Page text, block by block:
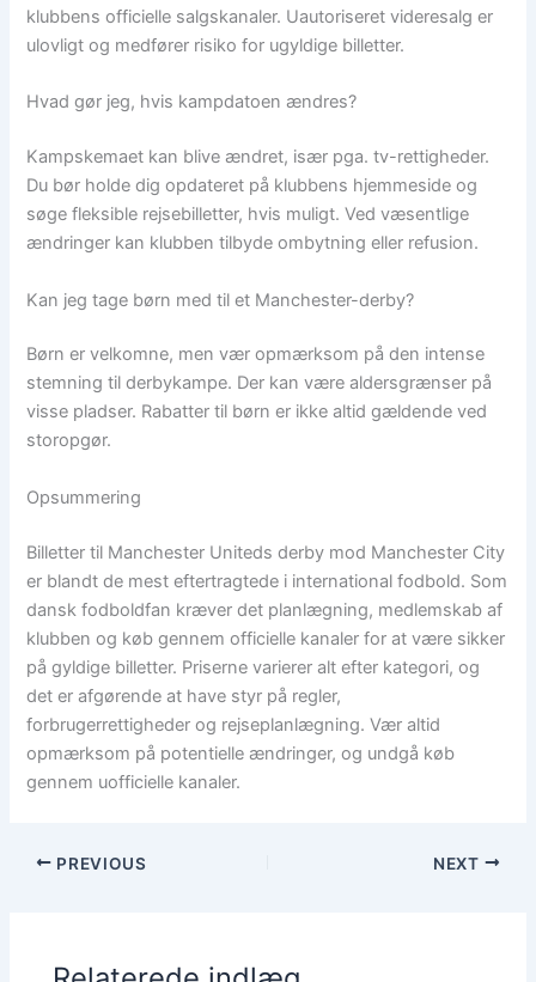
klubbens officielle salgskanaler. Uautoriseret videresalg er
ulovligt og medfører risiko for ugyldige billetter.
Hvad gør jeg, hvis kampdatoen ændres?
Kampskemaet kan blive ændret, især pga. tv-rettigheder.
Du bør holde dig opdateret på klubbens hjemmeside og
søge fleksible rejsebilletter, hvis muligt. Ved væsentlige
ændringer kan klubben tilbyde ombytning eller refusion.
Kan jeg tage børn med til et Manchester-derby?
Børn er velkomne, men vær opmærksom på den intense
stemning til derbykampe. Der kan være aldersgrænser på
visse pladser. Rabatter til børn er ikke altid gældende ved
storopgør.
Opsummering
Billetter til Manchester Uniteds derby mod Manchester City
er blandt de mest eftertragtede i international fodbold. Som
dansk fodboldfan kræver det planlægning, medlemskab af
klubben og køb gennem officielle kanaler for at være sikker
på gyldige billetter. Priserne varierer alt efter kategori, og
det er afgørende at have styr på regler,
forbrugerrettigheder og rejseplanlægning. Vær altid
opmærksom på potentielle ændringer, og undgå køb
gennem uofficielle kanaler.
PREVIOUS NEXT